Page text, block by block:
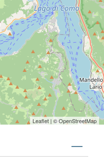
Leaflet | ©OpenStreetMap